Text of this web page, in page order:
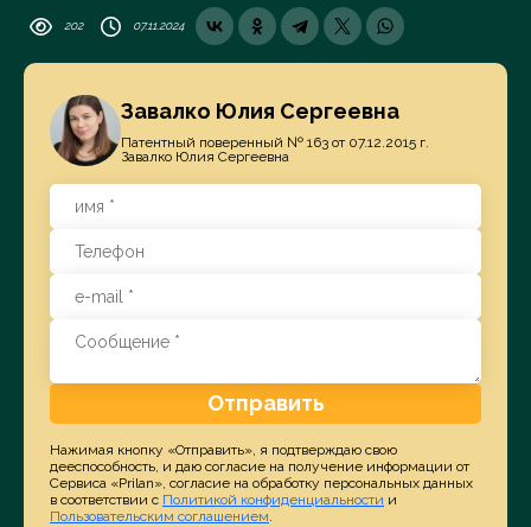
202 07.11.2024
Завалко Юлия Сергеевна
Патентный поверенный № 163 от 07.12.2015 г.
Завалко Юлия Сергеевна
Отправить
Нажимая кнопку «Отправить», я подтверждаю свою
дееспособность, и даю согласие на получение информации от
Сервиса «Prilan», согласие на обработку персональных данных
в соответствии с Политикой конфиденциальности и
Пользовательским соглашением.